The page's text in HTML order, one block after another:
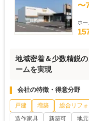
〜
ホ
地域密着＆少数精鋭
ームを実現
会社の特徴・得意分野
戸建 増築 総合リフ
造作家具
新築可 地